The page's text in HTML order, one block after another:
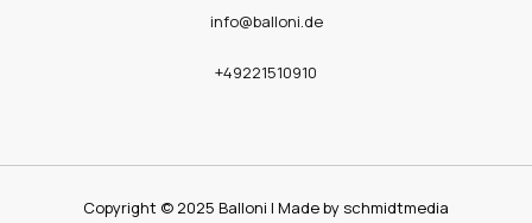
info@balloni.de
+49221510910
Copyright © 2025 Balloni | Made by schmidtmedia